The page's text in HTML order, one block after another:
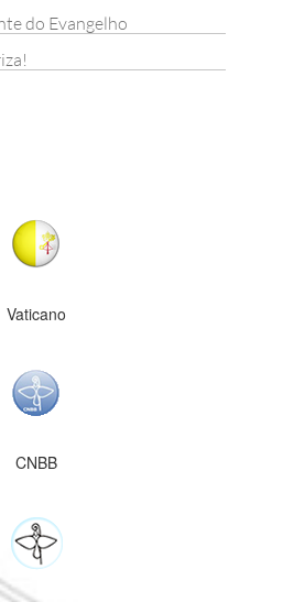
do Evangelho
Vaticano
CNBB